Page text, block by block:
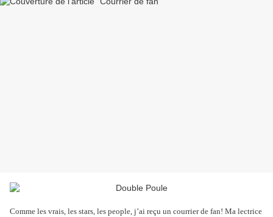
Comme les vrais, les stars, les people, j’ai reçu un courrier de fan! Ma lectrice